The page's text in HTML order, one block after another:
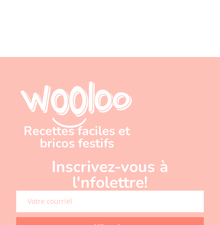
Recettes faciles et
bricos festifs
Inscrivez-vous à
l'nfolettre!